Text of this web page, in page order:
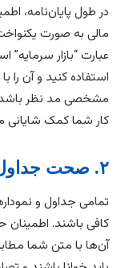
در طول پایان‌نامه،
مالی به صورت
عبارت “بازار
استفاده کنید و آن را
مشخصی مد نظر باشد.
کار شما کمک شایانی
۲. صحت جداول و نمودارها
تمامی جداول و
کافی باشند. اطمینان
آن‌ها با متن شما